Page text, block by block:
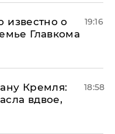
известно о
Главкома
19:16
Кремля:
вдвое,
18:58